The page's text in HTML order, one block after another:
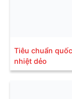
Tiêu chuẩn
nhiệt dẻo